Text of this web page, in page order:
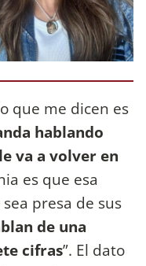
que me dicen es
hablando
va a volver en
es que esa
presa de sus
de una
cifras”. El dato